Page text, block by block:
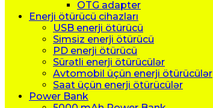
OTG adapter
Enerji ötürücü cihazları
USB enerji ötürücü
Simsiz enerji ötürücü
PD enerji ötürücü
Sürətli enerji ötürücülər
Avtomobil üçün enerji ötürücülər
Saat üçün enerji ötürücülər
Power Bank